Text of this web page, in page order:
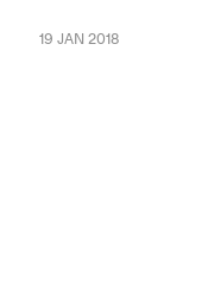
19 JAN 2018